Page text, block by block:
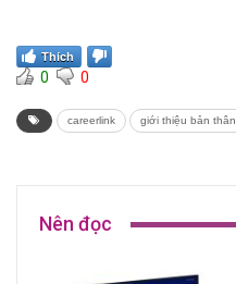
Thích
0 0
careerlink giới thiệu bản thân
Nên đọc